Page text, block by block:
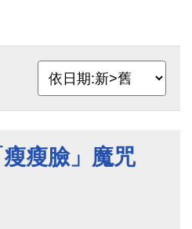
瘦臉」魔咒